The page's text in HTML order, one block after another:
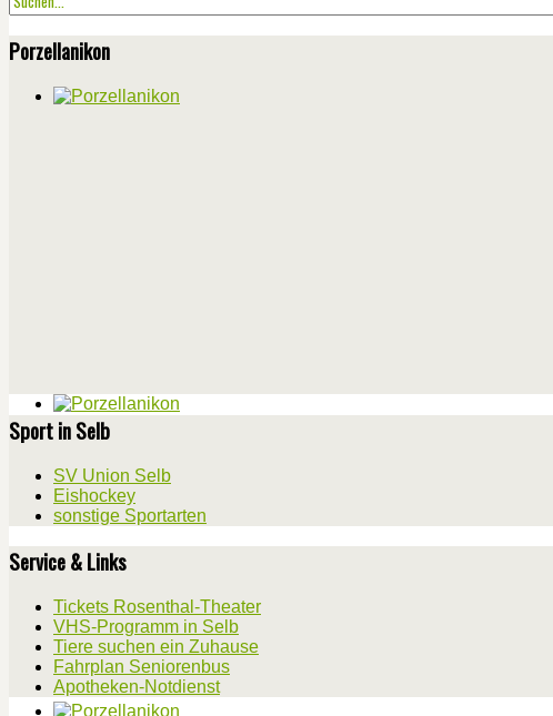
Porzellanikon
Sport in Selb
SV Union Selb
Eishockey
sonstige Sportarten
Service & Links
Tickets Rosenthal-Theater
VHS-Programm in Selb
Tiere suchen ein Zuhause
Fahrplan Seniorenbus
Apotheken-Notdienst